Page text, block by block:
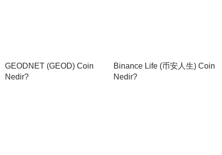
GEODNET (GEOD) Coin
Nedir?
Binance Life (币安人生) Coin
Nedir?